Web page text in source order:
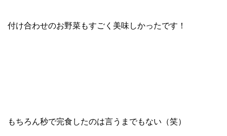
付け合わせのお野菜もすごく美味しかったです！
もちろん秒で完食したのは言うまでもない（笑）